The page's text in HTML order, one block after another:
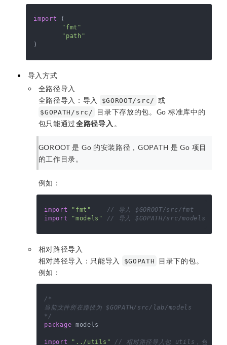
import
(
"fmt"
"path"
导入方式
全路径导入
全路径导入：导入
$GOROOT/src/ 或
$GOPATH/src/
目录下存放的包。Go 标准库中的
包只能通过全路径导入 。
GOROOT 是 Go 的安装路径，GOPATH 是 Go 项目
的工作目录。
例如：
import "fmt"
// 导入 $GOROOT/src/fmt
import
"models" // 导入 $GOPATH/src/models
相对路径导入
相对路径导入：只能导入
$GOPATH
目录下的包。
例如：
/*
当前文件所在路径为 $GOPATH/src/lab/models
*/
package models
import "../utils" // 相对路径导入包 utils，包